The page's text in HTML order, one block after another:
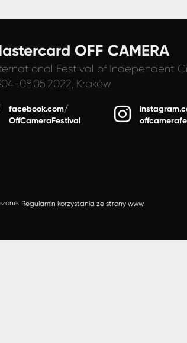
OFF CAMERA
Festival of Independent
08.05.2022, Kraków
facebook.com/
OffCameraFestival
Regulamin korzystania ze strony www